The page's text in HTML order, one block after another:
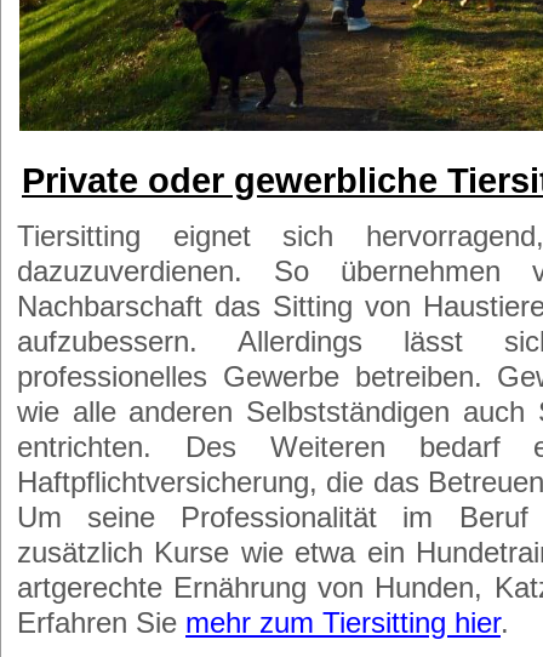
Private oder gewerbliche
Tiersitting eignet sich
dazuzuverdienen. So
Nachbarschaft das Sitting von
aufzubessern. Allerdings lässt
professionelles Gewerbe betreiben.
wie alle anderen Selbstständigen auch
entrichten. Des Weiteren bedarf
Haftpflichtversicherung, die das
Um seine Professionalität im
zusätzlich Kurse wie etwa ein
artgerechte Ernährung von Hunden,
Erfahren Sie mehr zum Tiersitting hier.